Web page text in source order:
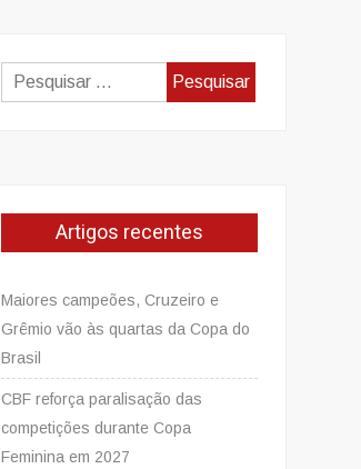
Pesquisar
por:
Artigos recentes
Maiores campeões, Cruzeiro e
Grêmio vão às quartas da Copa do
Brasil
CBF reforça paralisação das
competições durante Copa
Feminina em 2027